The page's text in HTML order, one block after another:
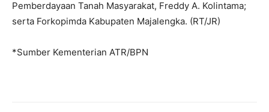
Pemberdayaan Tanah Masyarakat, Freddy A. Kolintama;
serta Forkopimda Kabupaten Majalengka. (RT/JR)
*Sumber Kementerian ATR/BPN